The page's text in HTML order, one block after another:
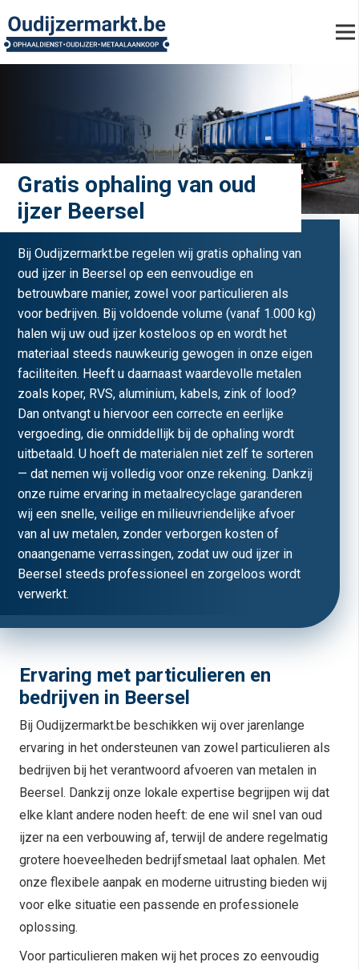
Gratis ophaling van oud
ijzer Beersel
Bij Oudijzermarkt.be regelen wij gratis ophaling van
oud ijzer in Beersel op een eenvoudige en
betrouwbare manier, zowel voor particulieren als
voor bedrijven. Bij voldoende volume (vanaf 1.000 kg)
halen wij uw oud ijzer kosteloos op en wordt het
materiaal steeds nauwkeurig gewogen in onze eigen
faciliteiten. Heeft u daarnaast waardevolle metalen
zoals koper, RVS, aluminium, kabels, zink of lood?
Dan ontvangt u hiervoor een correcte en eerlijke
vergoeding, die onmiddellijk bij de ophaling wordt
uitbetaald. U hoeft de materialen niet zelf te sorteren
— dat nemen wij volledig voor onze rekening. Dankzij
onze ruime ervaring in metaalrecyclage garanderen
wij een snelle, veilige en milieuvriendelijke afvoer
van al uw metalen, zonder verborgen kosten of
onaangename verrassingen, zodat uw oud ijzer in
Beersel steeds professioneel en zorgeloos wordt
verwerkt.
Ervaring met particulieren en
bedrijven in Beersel
Bij Oudijzermarkt.be beschikken wij over jarenlange
ervaring in het ondersteunen van zowel particulieren als
bedrijven bij het verantwoord afvoeren van metalen in
Beersel. Dankzij onze lokale expertise begrijpen wij dat
elke klant andere noden heeft: de ene wil snel van oud
ijzer na een verbouwing af, terwijl de andere regelmatig
grotere hoeveelheden bedrijfsmetaal laat ophalen. Met
onze flexibele aanpak en moderne uitrusting bieden wij
voor elke situatie een passende en professionele
oplossing.
Voor particulieren maken wij het proces zo eenvoudig